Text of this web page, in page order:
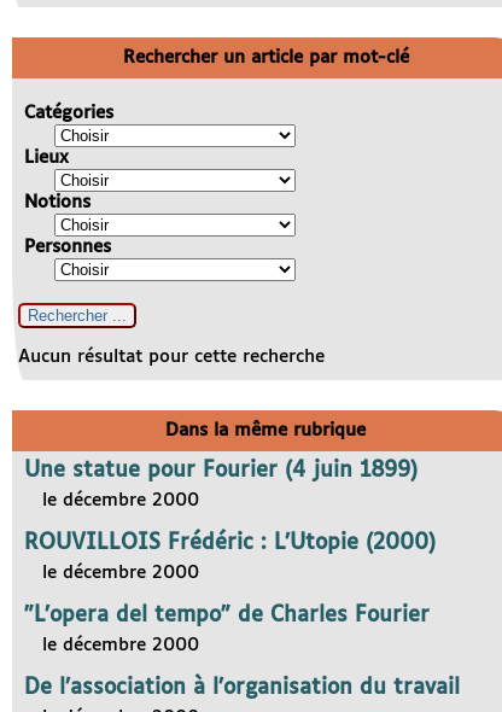
Rechercher un article par mot-clé
Catégories
Lieux
Notions
Personnes
Aucun résultat pour cette recherche
Dans la même rubrique
Une statue pour Fourier (4 juin 1899)
le décembre 2000
ROUVILLOIS Frédéric : L’Utopie (2000)
le décembre 2000
"L’opera del tempo" de Charles Fourier
le décembre 2000
De l’association à l’organisation du travail